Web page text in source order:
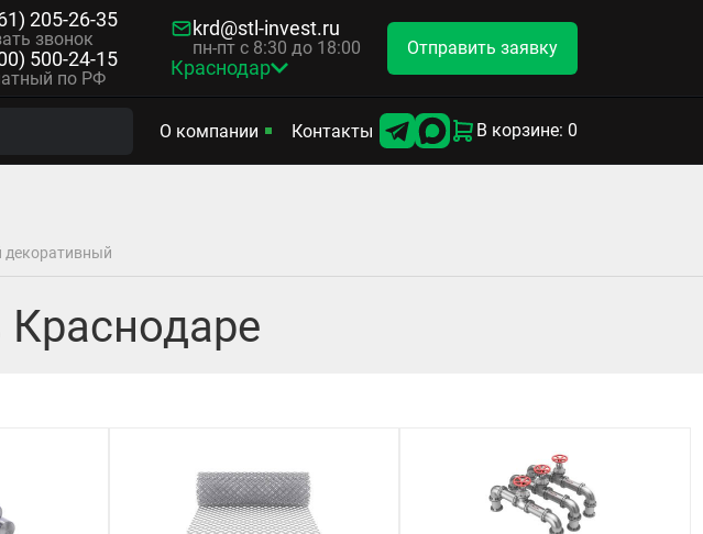
205-26-35
звонок
500-24-15
по РФ
krd@stl-invest.ru
пн-пт с 8:30 до 18:00
Краснодар
Отправить заявку
О компании Контакты В корзине: 0